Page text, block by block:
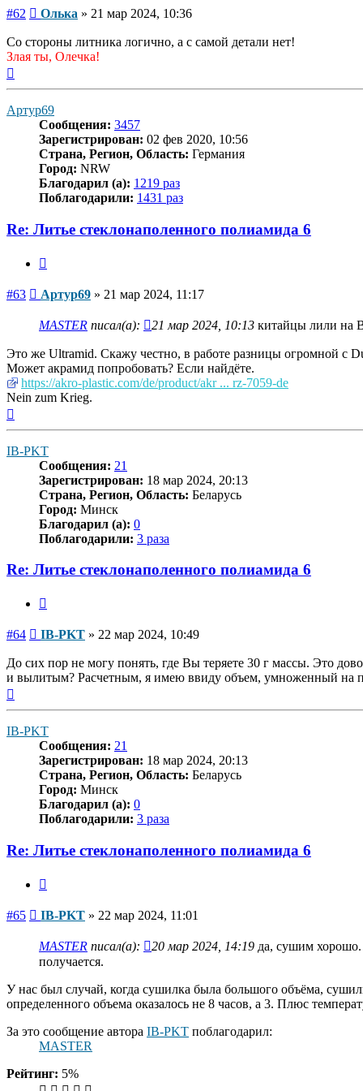
#62 Сообщение
Олька » 21 мар 2024, 10:36
Со стороны литника логично, а с самой детали нет!
Злая ты, Олечка!
Артур69
Сообщения: 3457
Зарегистрирован: 02 фев 2020, 10:56
Страна, Регион, Область: Германия
Город: NRW
Благодарил (а): 1219 раз
Поблагодарили: 1431 раз
Re: Литье стеклонаполенного полиамида 6
#63 Сообщение
Артур69 » 21 мар 2024, 11:17
MASTER писал(а): 21 мар 2024, 10:13 китайцы лили на
Это же Ultramid. Скажу честно, в работе разницы огромной с
Может акрамид попробовать? Если найдёте.
https://akro-plastic.com/de/product/akr ... rz-7059-de
Nein zum Krieg.
IB-PKT
Сообщения: 21
Зарегистрирован: 18 мар 2024, 20:13
Страна, Регион, Область: Беларусь
Город: Минск
Благодарил (а): 0
Поблагодарили: 3 раза
Re: Литье стеклонаполенного полиамида 6
#64 Сообщение
IB-PKT » 22 мар 2024, 10:49
До сих пор не могу понять, где Вы теряете 30 г массы. Это
и вылитым? Расчетным, я имею ввиду объем, умноженный на
IB-PKT
Сообщения: 21
Зарегистрирован: 18 мар 2024, 20:13
Страна, Регион, Область: Беларусь
Город: Минск
Благодарил (а): 0
Поблагодарили: 3 раза
Re: Литье стеклонаполенного полиамида 6
#65 Сообщение
IB-PKT » 22 мар 2024, 11:01
MASTER писал(а): 20 мар 2024, 14:19 да, сушим хорошо.
получается.
У нас был случай, когда сушилка была большого объёма,
определенного объема оказалось не 8 часов, а 3. Плюс
За это сообщение автора IB-PKT поблагодарил:
MASTER
Рейтинг: 5%